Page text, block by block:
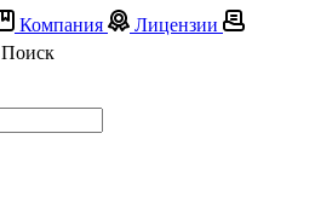
Компания
Лицензии
Поиск